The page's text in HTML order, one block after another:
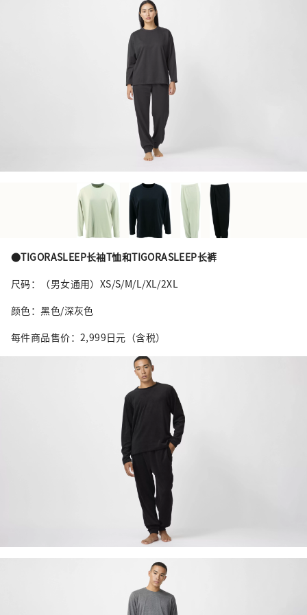
●TIGORASLEEP长袖T恤和TIGORASLEEP长裤
尺码：（男女通用）XS/S/M/L/XL/2XL
颜色：黑色/深灰色
每件商品售价：2,999日元（含税）